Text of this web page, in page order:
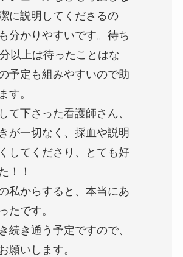
に説明してくださるの
分かりやすいです。待ち
以上は待ったことはな
予定も組みやすいので助
す。
て下さった看護師さん、
が一切なく、採血や説明
してくださり、とても好
！！
私からすると、本当にあ
たです。
続き通う予定ですので、
願いします。